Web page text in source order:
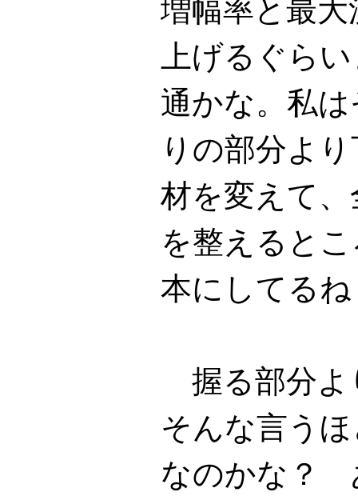
増幅率と最
上げるぐら
通かな。私
りの部分よ
材を変えて
を整えると
本にしてる
握る部分
そんな言う
なのかな？